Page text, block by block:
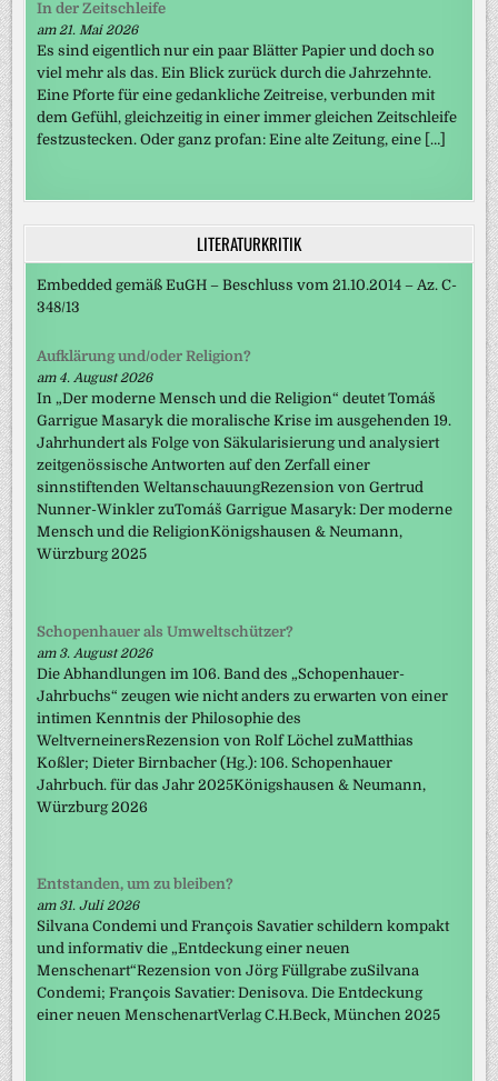
In der Zeitschleife
am 21. Mai 2026
Es sind eigentlich nur ein paar Blätter Papier und doch so
viel mehr als das. Ein Blick zurück durch die Jahrzehnte.
Eine Pforte für eine gedankliche Zeitreise, verbunden mit
dem Gefühl, gleichzeitig in einer immer gleichen Zeitschleife
festzustecken. Oder ganz profan: Eine alte Zeitung, eine […]
LITERATURKRITIK
Embedded gemäß EuGH – Beschluss vom 21.10.2014 – Az. C-
348/13
Aufklärung und/oder Religion?
am 4. August 2026
In „Der moderne Mensch und die Religion“ deutet Tomáš
Garrigue Masaryk die moralische Krise im ausgehenden 19.
Jahrhundert als Folge von Säkularisierung und analysiert
zeitgenössische Antworten auf den Zerfall einer
sinnstiftenden WeltanschauungRezension von Gertrud
Nunner-Winkler zuTomáš Garrigue Masaryk: Der moderne
Mensch und die ReligionKönigshausen & Neumann,
Würzburg 2025
Schopenhauer als Umweltschützer?
am 3. August 2026
Die Abhandlungen im 106. Band des „Schopenhauer-
Jahrbuchs“ zeugen wie nicht anders zu erwarten von einer
intimen Kenntnis der Philosophie des
WeltverneinersRezension von Rolf Löchel zuMatthias
Koßler; Dieter Birnbacher (Hg.): 106. Schopenhauer
Jahrbuch. für das Jahr 2025Königshausen & Neumann,
Würzburg 2026
Entstanden, um zu bleiben?
am 31. Juli 2026
Silvana Condemi und François Savatier schildern kompakt
und informativ die „Entdeckung einer neuen
Menschenart“Rezension von Jörg Füllgrabe zuSilvana
Condemi; François Savatier: Denisova. Die Entdeckung
einer neuen MenschenartVerlag C.H.Beck, München 2025